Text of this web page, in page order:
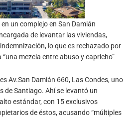
un complejo en San Damián
de levantar las viviendas,
lo que es rechazado por
“una mezcla entre abuso y capricho”
Av.San Damián 660, Las Condes, uno
de Santiago. Ahí se levantó un
estándar, con 15 exclusivos
de éstos, acusando “múltiples